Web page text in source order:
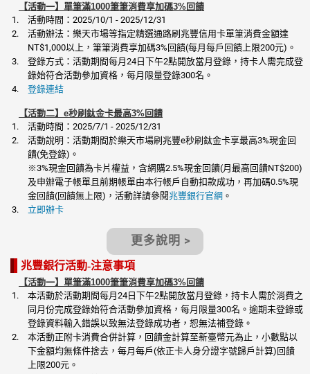
【活動一】單筆滿1000筆筆消費享加碼3%回饋
活動時間：2025/10/1 - 2025/12/31
活動辦法：樂天市場等指定精選通路刷兆豐信用卡單筆消費金額達
NT$1,000以上，筆筆消費享加碼3%回饋(每月每戶回饋上限200元)。
登錄方式：活動期間每月24日下午2點開放當月登錄，持卡人需完成登
錄始符合活動參加資格，每月限量登錄300名。
登錄連結
【活動二】e秒刷鈦金卡最高3%回饋
活動時間：2025/7/1 - 2025/12/31
活動說明：活動期間於樂天市場刷兆豐e秒刷鈦金卡享最高3%現金回
饋(免登錄)。
※3%現金回饋為卡片權益，含網購2.5%現金回饋(月最高回饋NT$200)
及申辦電子帳單且前期帳單由本行帳戶自動扣款成功，再加碼0.5%現
金回饋(回饋無上限)，活動詳請參閱兆豐銀行官網 。
立即辦卡
更多說明 >
兆豐銀行活動-注意事項
【活動一】單筆滿1000筆筆消費享加碼3%回饋
本活動於活動期間每月24日下午2點開放當月登錄，持卡人需於消費之
同月份完成登錄始符合活動參加資格，每月限量300名。逾期未登錄或
登錄資料輸入錯誤以致無法登錄成功者，恕無法補登錄。
本活動正附卡消費合併計算，回饋金計算至新臺幣元為止，小數點以
下金額均無條件捨去，每月每戶(依正卡人身分證字號歸戶計算)回饋
上限200元。